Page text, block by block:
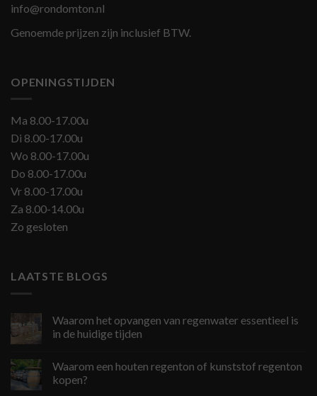
info@rondomton.nl
Genoemde prijzen zijn inclusief BTW.
OPENINGSTIJDEN
Ma 8.00-17.00u
Di 8.00-17.00u
Wo 8.00-17.00u
Do 8.00-17.00u
Vr 8.00-17.00u
Za 8.00-14.00u
Zo gesloten
LAATSTE BLOGS
Waarom het opvangen van regenwater essentieel is
in de huidige tijden
Waarom een houten regenton of kunststof regenton
kopen?